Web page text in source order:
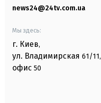
news24@24tv.com.ua
Мы здесь:
г. Киев,
ул. Владимирская 61/11,
офис 50